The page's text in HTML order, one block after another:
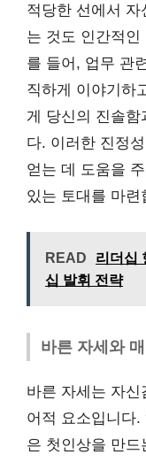
적당한 선에서 자
는 것도 인간적인
를 들어, 업무 관
직하게 이야기하
게 당신의 진솔함
다. 이러한 진정
얻는 데 도움을
있는 토대를 마련
READ
리더십
십 발휘 전략
바른 자세와
바른 자세는 자신
어적 요소입니다
은 첫인상을 만